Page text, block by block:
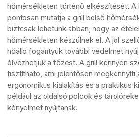
hőmérsékleten történő elkészítését.
pontosan mutatja a grill belső
biztosak lehetünk abban, hogy az
hőmérsékleten készülnek el. A jól
hőálló fogantyúk további védelmet
élvezhetjük a főzést. A grill könnyen
tisztítható, ami jelentősen megkönnyíti
ergonomikus kialakítás és a praktikus
például az oldalsó polcok és
kényelmet nyújtanak.